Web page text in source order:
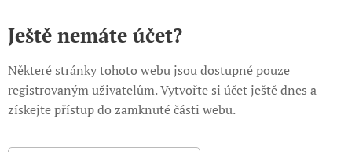
Ještě nemáte účet?
Některé stránky tohoto webu jsou dostupné pouze
registrovaným uživatelům. Vytvořte si účet ještě dnes a
získejte přístup do zamknuté části webu.